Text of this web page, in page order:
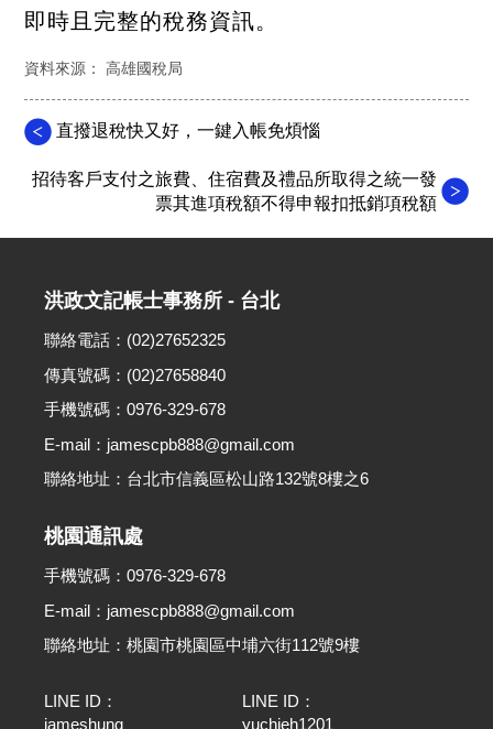
即時且完整的稅務資訊。
資料來源： 高雄國稅局
直撥退稅快又好，一鍵入帳免煩惱
招待客戶支付之旅費、住宿費及禮品所取得之統一發
票其進項稅額不得申報扣抵銷項稅額
洪政文記帳士事務所 - 台北
聯絡電話：(02)27652325
傳真號碼：(02)27658840
手機號碼：0976-329-678
E-mail：jamescpb888@gmail.com
聯絡地址：台北市信義區松山路132號8樓之6
桃園通訊處
手機號碼：0976-329-678
E-mail：jamescpb888@gmail.com
聯絡地址：桃園市桃園區中埔六街112號9樓
LINE ID：
jameshung
LINE ID：
yuchieh1201